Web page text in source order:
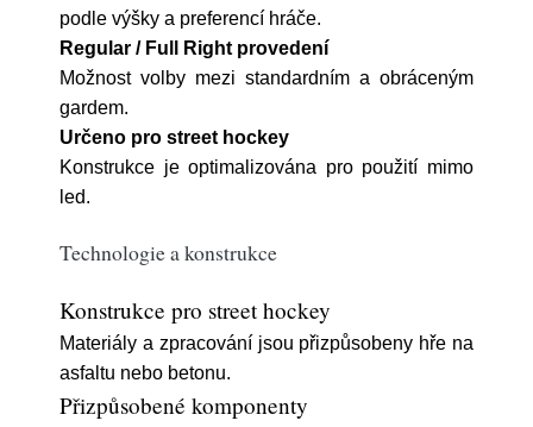
podle výšky a preferencí hráče.
Regular / Full Right provedení
Možnost volby mezi standardním a obráceným
gardem.
Určeno pro street hockey
Konstrukce je optimalizována pro použití mimo
led.
Technologie a konstrukce
Konstrukce pro street hockey
Materiály a zpracování jsou přizpůsobeny hře na
asfaltu nebo betonu.
Přizpůsobené komponenty